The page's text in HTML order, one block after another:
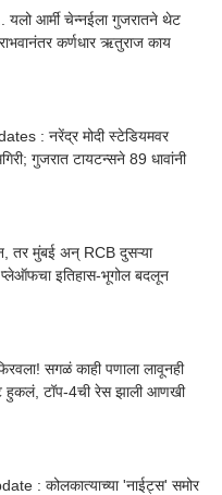
आर्मी चेन्नईला गुजरातने थेट
कर्णधार ऋतुराज काय
: नरेंद्र मोदी स्टेडियमवर
गुजरात टायटन्सने 89 धावांनी
तर मुंबई अन् RCB दुसऱ्या
इतिहास-भूगोल बदलून
सगळं काही पणाला लावूनही
हुकलं, टॉप-4ची रेस झाली आणखी
: कोलकात्याच्या 'नाईट्स' समोर